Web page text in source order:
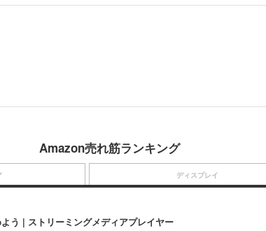
Amazon売れ筋ランキング
う | ストリーミングメディアプレイヤー
ディスプレイ